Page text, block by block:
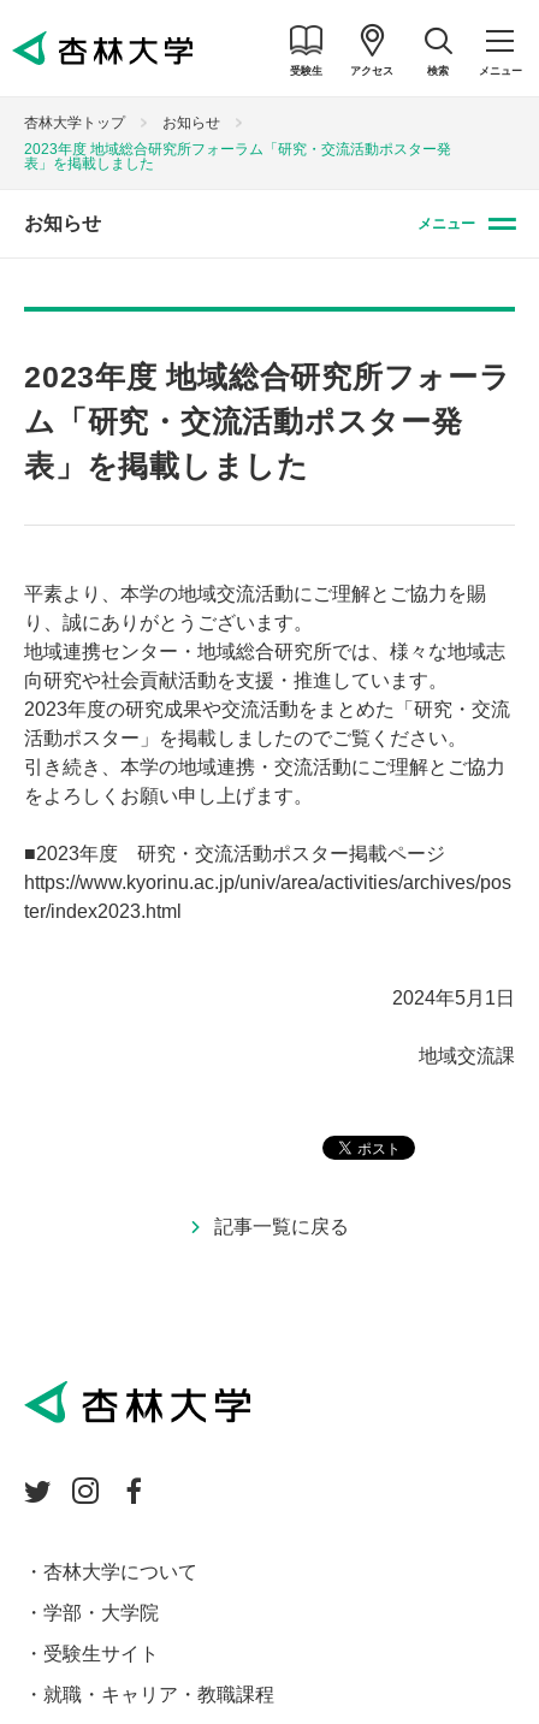
受験生 アクセス 検索 メニュー
杏林大学トップ
お知らせ
2023年度 地域総合研究所フォーラム「研究・交流活動ポスター発
表」を掲載しました
お知らせ メニュー
2023年度 地域総合研究所フォーラ
ム「研究・交流活動ポスター発
表」を掲載しました
平素より、本学の地域交流活動にご理解とご協力を賜
り、誠にありがとうございます。
地域連携センター・地域総合研究所では、様々な地域志
向研究や社会貢献活動を支援・推進しています。
2023年度の研究成果や交流活動をまとめた「研究・交流
活動ポスター」を掲載しましたのでご覧ください。
引き続き、本学の地域連携・交流活動にご理解とご協力
をよろしくお願い申し上げます。
■2023年度 研究・交流活動ポスター掲載ページ
https://www.kyorinu.ac.jp/univ/area/activities/archives/pos
ter/index2023.html
2024年5月1日
地域交流課
記事一覧に戻る
杏林大学について
学部・大学院
受験生サイト
就職・キャリア・教職課程